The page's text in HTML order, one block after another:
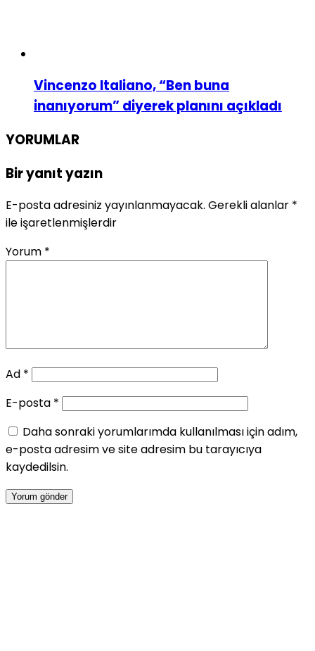
Vincenzo Italiano, “Ben buna
inanıyorum” diyerek planını açıkladı
YORUMLAR
Bir yanıt yazın
E-posta adresiniz yayınlanmayacak. Gerekli alanlar *
ile işaretlenmişlerdir
Yorum *
Ad *
E-posta *
Daha sonraki yorumlarımda kullanılması için adım,
e-posta adresim ve site adresim bu tarayıcıya
kaydedilsin.